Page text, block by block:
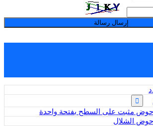
إرسال رسالة
مثبت على السطح بفتحة واحدة
الشلال